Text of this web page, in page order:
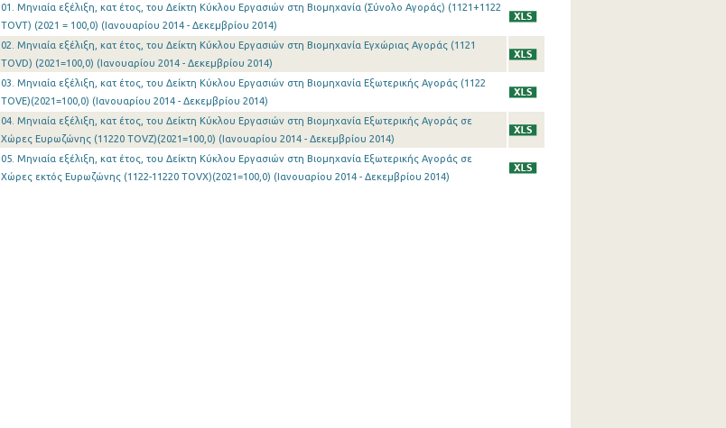
01. Μηνιαία εξέλιξη, κατ έτος, του Δείκτη Κύκλου Εργασιών στη Βιομηχανία (Σύνολο Αγοράς) (1121+1122
TOVT) (2021 = 100,0) (Ιανουαρίου 2014 - Δεκεμβρίου 2014)
02. Μηνιαία εξέλιξη, κατ έτος, του Δείκτη Κύκλου Εργασιών στη Βιομηχανία Εγχώριας Αγοράς (1121
TOVD) (2021=100,0) (Ιανουαρίου 2014 - Δεκεμβρίου 2014)
03. Μηνιαία εξέλιξη, κατ έτος, του Δείκτη Κύκλου Εργασιών στη Βιομηχανία Εξωτερικής Αγοράς (1122
TOVE)(2021=100,0) (Ιανουαρίου 2014 - Δεκεμβρίου 2014)
04. Μηνιαία εξέλιξη, κατ έτος, του Δείκτη Κύκλου Εργασιών στη Βιομηχανία Εξωτερικής Αγοράς σε
Χώρες Ευρωζώνης (11220 TOVZ)(2021=100,0) (Ιανουαρίου 2014 - Δεκεμβρίου 2014)
05. Μηνιαία εξέλιξη, κατ έτος, του Δείκτη Κύκλου Εργασιών στη Βιομηχανία Εξωτερικής Αγοράς σε
Χώρες εκτός Ευρωζώνης (1122-11220 TOVX)(2021=100,0) (Ιανουαρίου 2014 - Δεκεμβρίου 2014)